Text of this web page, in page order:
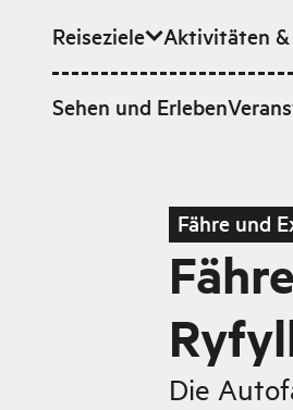
Zum Hauptinhalt
Reiseziele Aktivitäten
Sehen und Erleben
Fähre und
Die